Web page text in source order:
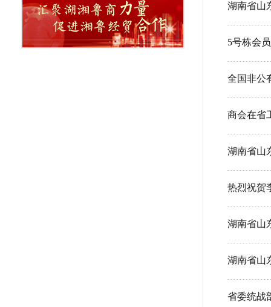
湖南省山
5号栋会
全国非公
商会在省
湖南省山
热烈祝贺
湖南省山
湖南省山
省委统战